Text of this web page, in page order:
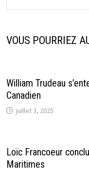
VOUS POURRIEZ
William Trudeau
Canadien
juillet 3, 2025
Loïc Francoeur
Maritimes